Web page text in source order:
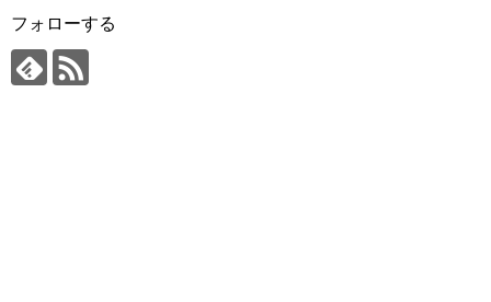
フォローする